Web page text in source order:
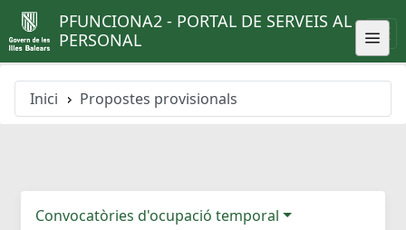
PFUNCIONA2 - PORTAL DE SERVEIS AL
PERSONAL
Inici Propostes provisionals
Convocatòries d'ocupació temporal